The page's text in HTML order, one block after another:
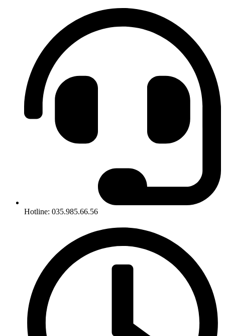
Hotline: 035.985.66.56